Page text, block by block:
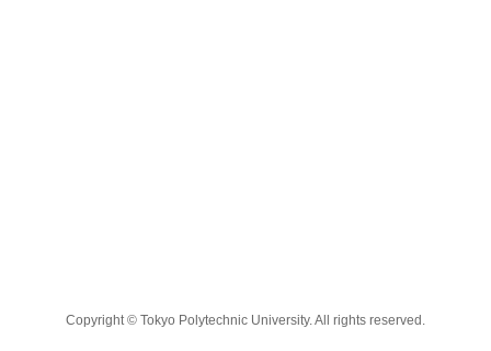
Copyright © Tokyo Polytechnic University. All rights reserved.